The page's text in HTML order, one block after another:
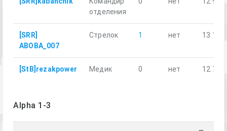
отделения
[SRR]
ABOBA_007
Стрелок 1 нет 13.14
[StB]rezakpower Медик 0 нет 12.71
Alpha 1-3